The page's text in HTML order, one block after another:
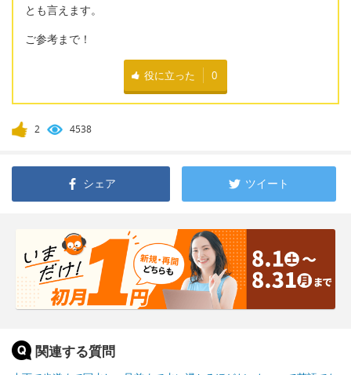
とも言えます。
ご参考まで！
役に立った 0
2 4538
シェア ツイート
関連する質問